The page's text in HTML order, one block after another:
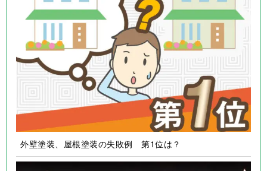
外壁塗装、屋根塗装の失敗例 第1位は？